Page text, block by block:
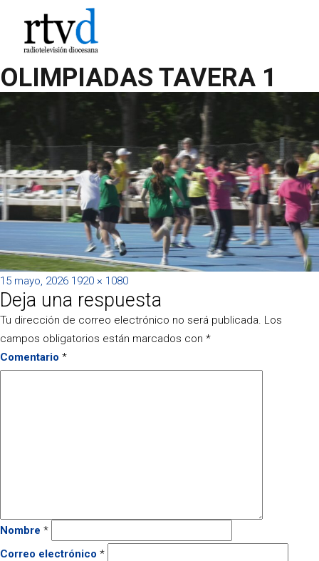
OLIMPIADAS TAVERA 1
Publicado
el
15 mayo, 2026 Tamaño
completo
1920 × 1080
Deja una respuesta
Tu dirección de correo electrónico no será publicada. Los
campos obligatorios están marcados con *
Comentario *
Nombre *
Correo electrónico *